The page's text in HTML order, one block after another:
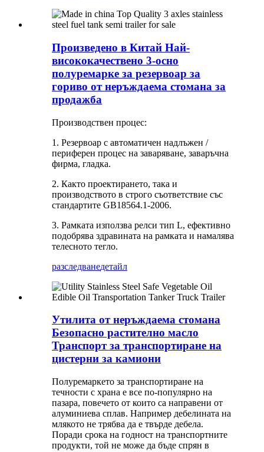
Произведено в Китай Най-
висококачествено 3-осно
полуремарке за резервоар за
гориво от неръждаема стомана за
продажба
Производствен процес:
1. Резервоар с автоматичен надлъжен /
периферен процес на заваряване, заваръчна
фирма, гладка.
2. Както проектирането, така и
производството в строго съответствие със
стандартите GB18564.1-2006.
3. Рамката използва релси тип L, ефективно
подобрява здравината на рамката и намалява
телесното тегло.
разследванедетайл
Утилита от неръждаема стомана
Безопасно растително масло
Транспорт за транспортиране на
цистерни за камиони
Полуремаркето за транспортиране на
течности с храна е все по-популярно на
пазара, повечето от които са направени от
алуминиева сплав. Например дебелината на
млякото не трябва да е твърде дебела.
Поради срока на годност на транспортните
продукти, той не може да бъде спрян в